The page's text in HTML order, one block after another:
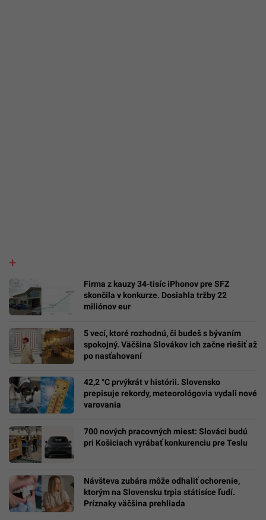
Firma z kauzy 34-tisíc iPhonov pre SFZ
skončila v konkurze. Dosiahla tržby 22
miliónov eur
5 vecí, ktoré rozhodnú, či budeš s bývaním
spokojný. Väčšina Slovákov ich začne riešiť až
po nasťahovaní
42,2 °C prvýkrát v histórii. Slovensko
prepisuje rekordy, meteorológovia vydali nové
varovania
700 nových pracovných miest: Slováci budú
pri Košiciach vyrábať konkurenciu pre Teslu
Návšteva zubára môže odhaliť ochorenie,
ktorým na Slovensku trpia státisíce ľudí.
Príznaky väčšina prehliada